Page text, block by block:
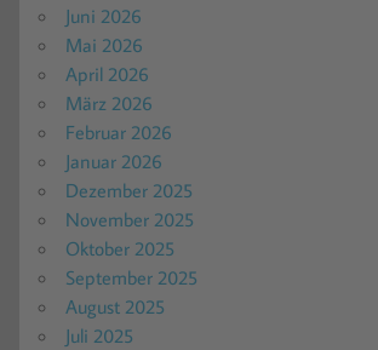
Juni 2026
Mai 2026
April 2026
März 2026
Februar 2026
Januar 2026
Dezember 2025
November 2025
Oktober 2025
September 2025
August 2025
Juli 2025